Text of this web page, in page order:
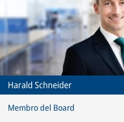
Harald Schneider
Membro del Board